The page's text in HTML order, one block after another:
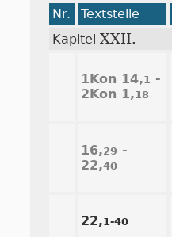
Nr. Textstelle
Kapitel XXII.
1Kon 14,1
-
2Kon 1,18
16,29 -
22,40
22,1-40